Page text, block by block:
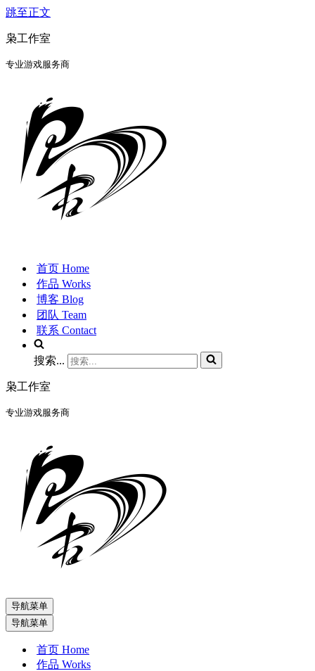
跳至正文
枭工作室
专业游戏服务商
首页 Home
作品 Works
博客 Blog
团队 Team
联系 Contact
搜索...
枭工作室
专业游戏服务商
导航菜单
导航菜单
首页 Home
作品 Works